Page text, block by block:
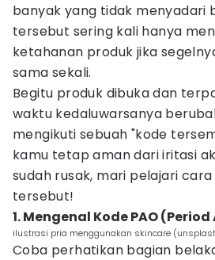
banyak yang tidak menyadari
tersebut sering kali hanya
ketahanan produk jika
sama sekali.
Begitu produk dibuka dan
waktu kedaluwarsanya
mengikuti sebuah "kode
kamu tetap aman dari iritasi
sudah rusak, mari pelajari
tersebut!
1. Mengenal Kode PAO
ilustrasi pria menggunakan skincare
Coba perhatikan bagian